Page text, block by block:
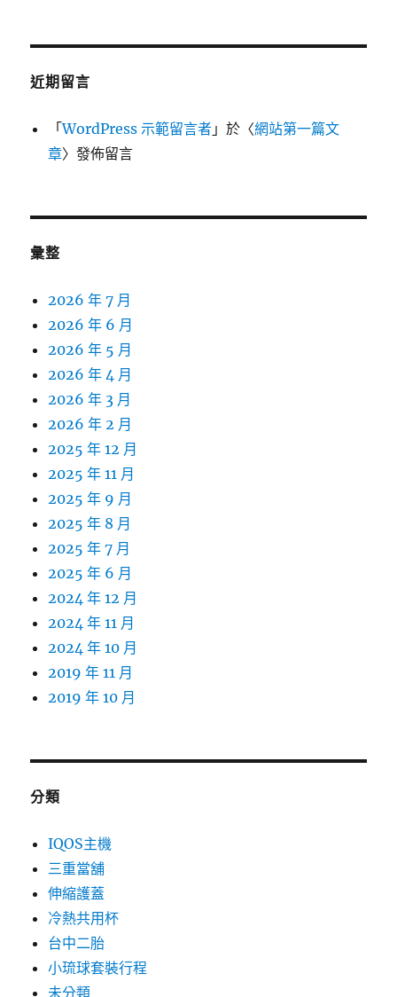
近期留言
「WordPress 示範留言者 」於〈網站第一篇文
章〉發佈留言
彙整
2026 年 7 月
2026 年 6 月
2026 年 5 月
2026 年 4 月
2026 年 3 月
2026 年 2 月
2025 年 12 月
2025 年 11 月
2025 年 9 月
2025 年 8 月
2025 年 7 月
2025 年 6 月
2024 年 12 月
2024 年 11 月
2024 年 10 月
2019 年 11 月
2019 年 10 月
分類
IQOS主機
三重當舖
伸縮護蓋
冷熱共用杯
台中二胎
小琉球套裝行程
未分類